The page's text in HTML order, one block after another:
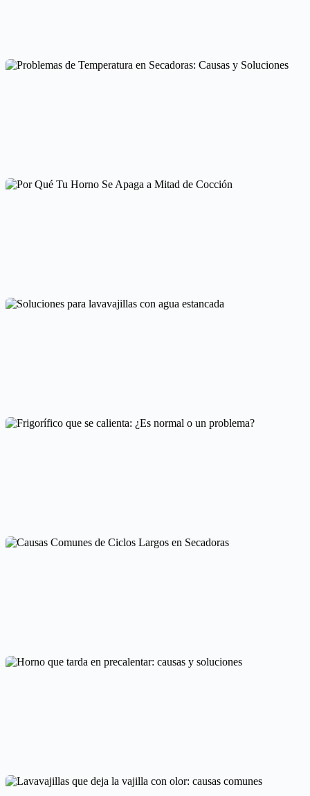
Lavadora que marca tiempos incorrectos: fallos comunes
Problemas de Temperatura en Secadoras: Causas y Soluciones
Por Qué Tu Horno Se Apaga a Mitad de Cocción
Soluciones para lavavajillas con agua estancada
Frigorífico que se calienta: ¿Es normal o un problema?
Causas Comunes de Ciclos Largos en Secadoras
Horno que tarda en precalentar: causas y soluciones